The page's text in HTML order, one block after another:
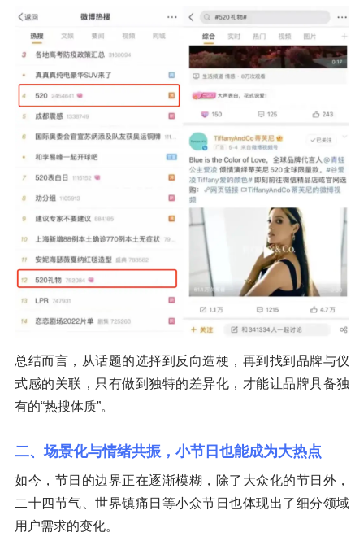
总结而言，从话题的选择到反向造梗，再到找到品牌与仪
式感的关联，只有做到独特的差异化，才能让品牌具备独
有的“热搜体质”。
二、场景化与情绪共振，小节日也能成为大热点
如今，节日的边界正在逐渐模糊，除了大众化的节日外，
二十四节气、世界镇痛日等小众节日也体现出了细分领域
用户需求的变化。